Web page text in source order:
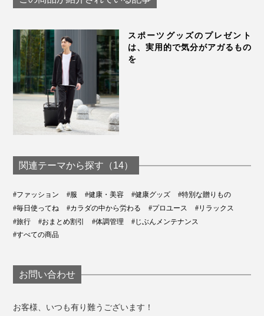
スポーツグッズのプレゼント
は、実用的で気分がアガるもの
を
関連テーマから探す（14）
#ファッション #服 #健康・美容 #健康グッズ
#特別な贈りもの
#毎日使ってね
#カラダの中から労わる #プロユース
#リラックス
#旅行
#おまとめ割引 #体調管理
#じぶんメンテナンス
#すべての商品
お問い合わせ
お客様、いつも有り難うございます！